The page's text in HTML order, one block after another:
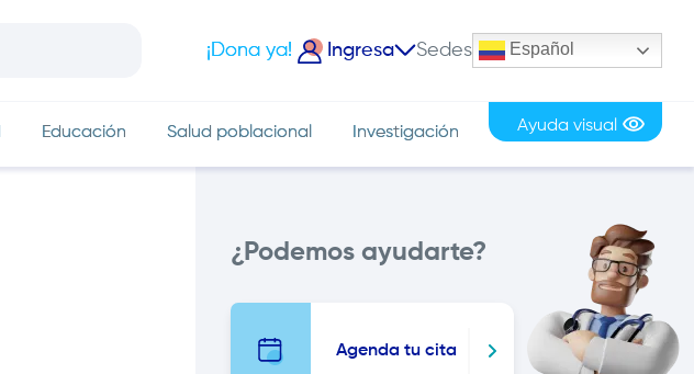
¡Dona ya! Ingresa Sedes Español
Educación Salud poblacional Investigación Ayuda visual
¿Podemos ayudarte?
Agenda tu cita